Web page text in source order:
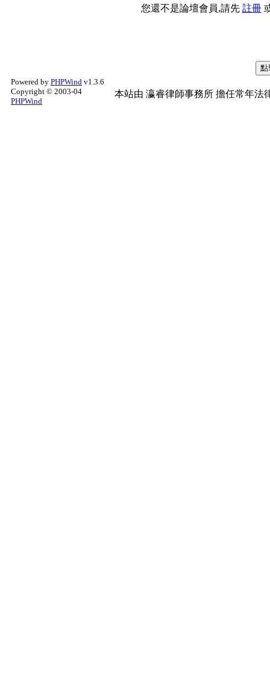
您還不是論壇會員,請先 註冊
Powered by PHPWind v1.3.6
Copyright © 2003-04
PHPWind
本站由 瀛睿律師事務所 擔任常年法